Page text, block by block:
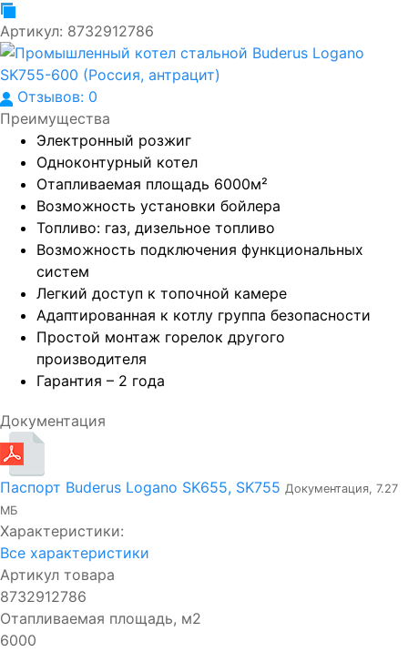
Артикул: 8732912786
Отзывов: 0
Преимущества
Электронный розжиг
Одноконтурный котел
Отапливаемая площадь 6000м²
Возможность установки бойлера
Топливо: газ, дизельное топливо
Возможность подключения функциональных
систем
Легкий доступ к топочной камере
Адаптированная к котлу группа безопасности
Простой монтаж горелок другого
производителя
Гарантия – 2 года
Документация
Паспорт Buderus Logano SK655, SK755 Документация, 7.27
МБ
Характеристики:
Все характеристики
Артикул товара
8732912786
Отапливаемая площадь, м2
6000